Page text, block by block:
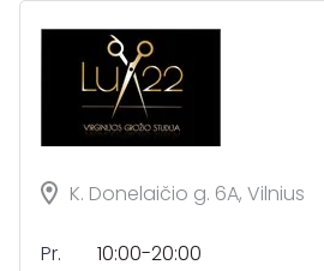
K. Donelaičio g. 6A, Vilnius
Pr.
10:00-20:00